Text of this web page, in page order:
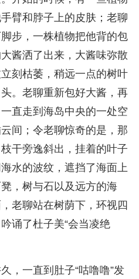
臂和脖子上的皮肤；老聊
步，一株植物把他背的包
酱洒了出来，大酱味弥散
刻枯萎，稍远一点的树叶
。老聊重新包好大酱，再
直走到海岛中央的一处空
间；令老聊惊奇的是，那
干旁逸斜出，挂着的叶子
水的波纹，遮挡了海面上
，树与石以及远方的海
老聊站在树荫下，环视四
诵了杜子美“会当凌绝
，一直到肚子“咕噜噜”发